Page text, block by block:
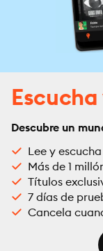
Descubre un
Lee y
Más de 1
Títulos
7 días de
Cancela